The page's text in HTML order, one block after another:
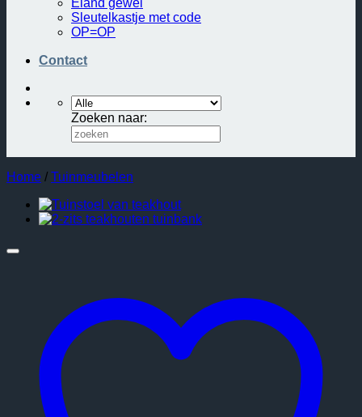
Eland gewei
Sleutelkastje met code
OP=OP
Contact
Zoeken naar:
Home / Tuinmeubelen